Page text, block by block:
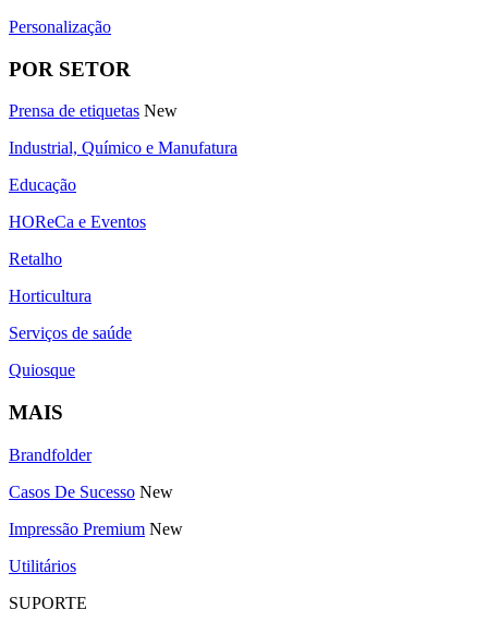
Personalização
POR SETOR
Prensa de etiquetas New
Industrial, Químico e Manufatura
Educação
HOReCa e Eventos
Retalho
Horticultura
Serviços de saúde
Quiosque
MAIS
Brandfolder
Casos De Sucesso New
Impressão Premium New
Utilitários
SUPORTE